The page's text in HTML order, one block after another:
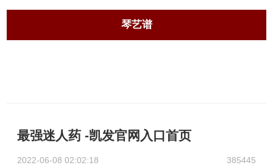
琴艺谱
最强迷人药 -凯发官网入口首页
2022-06-08 02:02:18 385445